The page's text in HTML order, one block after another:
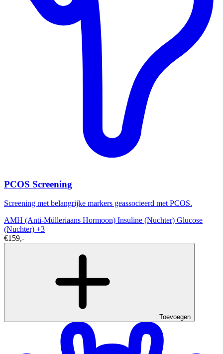
PCOS Screening
Screening met belangrijke markers geassocieerd met PCOS.
AMH (Anti-Mülleriaans Hormoon) Insuline (Nuchter) Glucose
(Nuchter) +3
€159,-
Toevoegen